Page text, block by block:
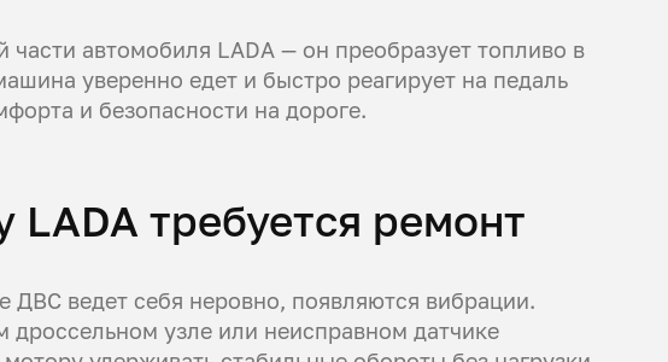
части автомобиля LADA — он преобразует топливо в
уверенно едет и быстро реагирует на педаль
и безопасности на дороге.
требуется ремонт
ДВС ведет себя неровно, появляются вибрации.
узле или неисправном датчике